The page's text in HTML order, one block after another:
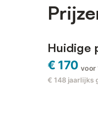
Huidige
€ 170 voor
€ 148 jaarlijks